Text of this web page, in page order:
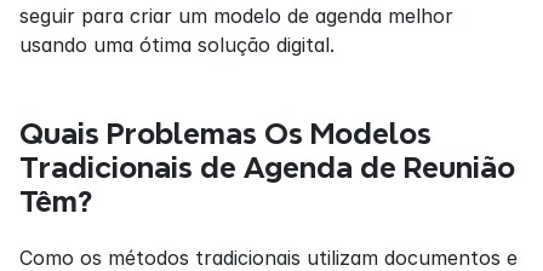
seguir para criar um modelo de agenda melhor
usando uma ótima solução digital.
Quais Problemas Os Modelos
Tradicionais de Agenda de Reunião
Têm?
Como os métodos tradicionais utilizam documentos e